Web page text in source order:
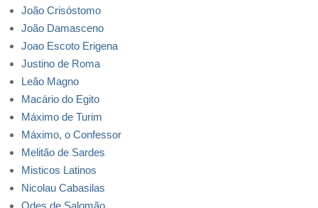
João Crisóstomo
João Damasceno
Joao Escoto Erigena
Justino de Roma
Leão Magno
Macário do Egito
Máximo de Turim
Máximo, o Confessor
Melitão de Sardes
Misticos Latinos
Nicolau Cabasilas
Odes de Salomão